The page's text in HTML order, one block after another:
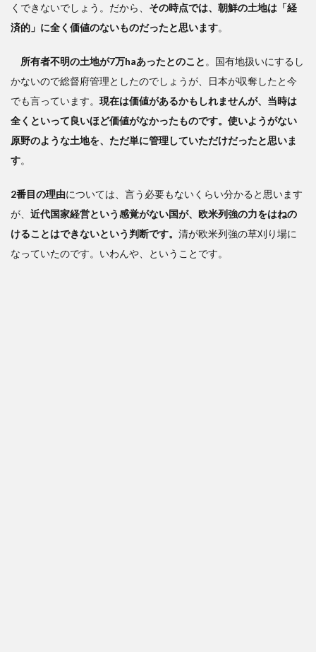
くできないでしょう。だから、 その時点では、朝鮮の土地は「経
済的」に全く価値のないものだったと思います。
所有者不明の土地が7万haあったとのこと 。国有地扱いにするし
かないので総督府管理としたのでしょうが、日本が収奪したと今
でも言っています。 現在は価値があるかもしれませんが、当時は
全くといって良いほど価値がなかったものです。使いようがない
原野のような土地を、ただ単に管理していただけだったと思いま
す。
2番目の理由については、言う必要もないくらい分かると思います
が、 近代国家経営という感覚がない国が、欧米列強の力をはねの
けることはできないという判断です。 清が欧米列強の草刈り場に
なっていたのです。いわんや、ということです。